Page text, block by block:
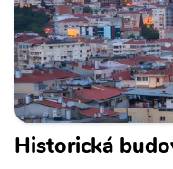
Historická